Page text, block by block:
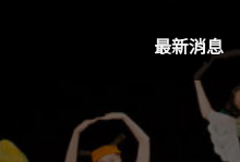
最新消息